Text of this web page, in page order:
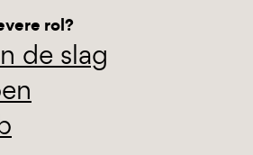
rol?
de slag